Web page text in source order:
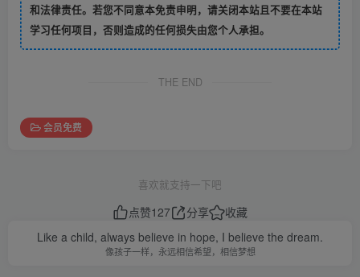
和法律责任。若您不同意本免责申明，请关闭本站且不要在本站
学习任何项目，否则造成的任何损失由您个人承担。
THE END
会员免费
喜欢就支持一下吧
点赞127 分享
收藏
Like a child, always believe in hope, I believe the dream.
像孩子一样，永远相信希望，相信梦想